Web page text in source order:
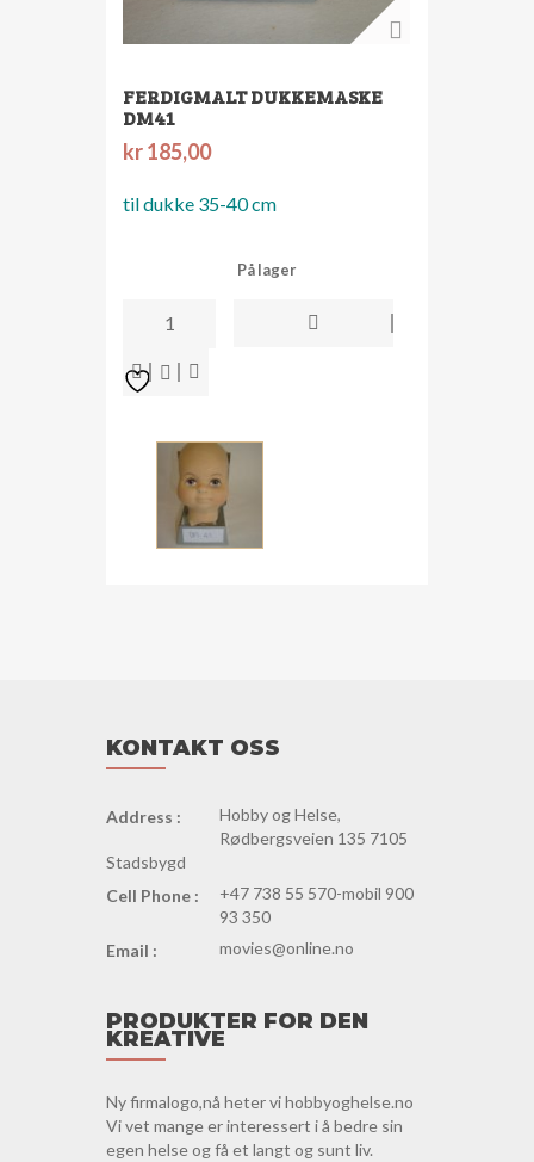
FERDIGMALT DUKKEMASKE
DM41
kr185,00
til dukke 35-40 cm
På lager
ferdigmalt
dukkemaske
antall
KONTAKT OSS
Address :
Hobby og Helse,
Rødbergsveien 135 7105
Stadsbygd
Cell Phone :
+47 738 55 570-mobil 900
93 350
Email :
movies@online.no
PRODUKTER FOR DEN
KREATIVE
Ny firmalogo,nå heter vi hobbyoghelse.no
Vi vet mange er interessert i å bedre sin
egen helse og få et langt og sunt liv.